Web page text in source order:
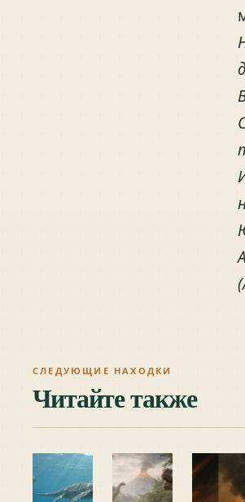
СЛЕДУЮЩИЕ НАХОДКИ
Читайте также